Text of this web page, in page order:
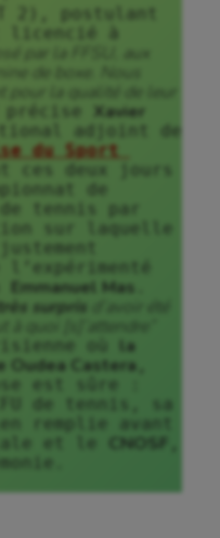
2), postulant
licencié à
par la FFSU, aux
de boxe. Nous
pour la qualité de leur
précise
Xavier
adjoint de
du Sport
ces deux jours
de
tennis par
sur laquelle
Emmanuel Mas
surpris d’avoir été
où
la
Oudea Castera
est sûre :
de tennis, sa
remplie avant
et le
CNOSF